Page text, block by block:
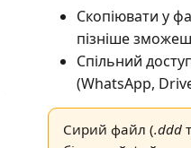
Скопіювати у
пізніше
Спільний
(WhatsApp,
Сирий файл (.ddd